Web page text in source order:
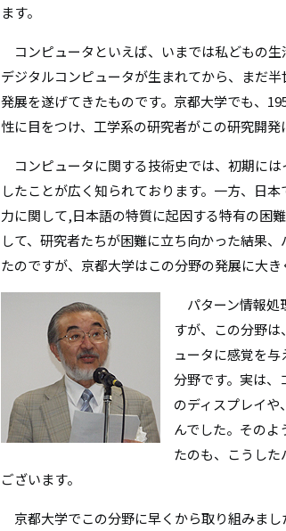
ます。
コンピュータといえば、いまでは私どもの
デジタルコンピュータが生まれてから、まだ
発展を遂げてきたものです。京都大学でも、
性に目をつけ、工学系の研究者がこの研究開発
コンピュータに関する技術史では、初期に
したことが広く知られております。一方、日
力に関して,日本語の特質に起因する特有の困
して、研究者たちが困難に立ち向かった結果
たのですが、京都大学はこの分野の発展に大き
パターン情報処
すが、この分野
ュータに感覚を
分野です。実は、
のディスプレイ
んでした。その
たのも、こうし
ございます。
京都大学でこの分野に早くから取り組みまし